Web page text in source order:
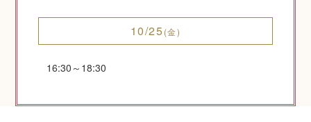
10/25(金)
16:30～18:30